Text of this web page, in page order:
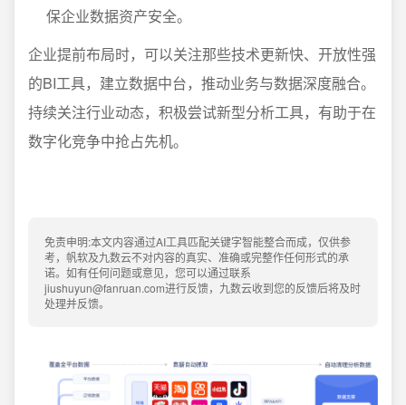
保企业数据资产安全。
企业提前布局时，可以关注那些技术更新快、开放性强
的BI工具，建立数据中台，推动业务与数据深度融合。
持续关注行业动态，积极尝试新型分析工具，有助于在
数字化竞争中抢占先机。
免责申明:本文内容通过AI工具匹配关键字智能整合而成，仅供参
考，帆软及九数云不对内容的真实、准确或完整作任何形式的承
诺。如有任何问题或意见，您可以通过联系
jiushuyun@fanruan.com进行反馈，九数云收到您的反馈后将及时
处理并反馈。